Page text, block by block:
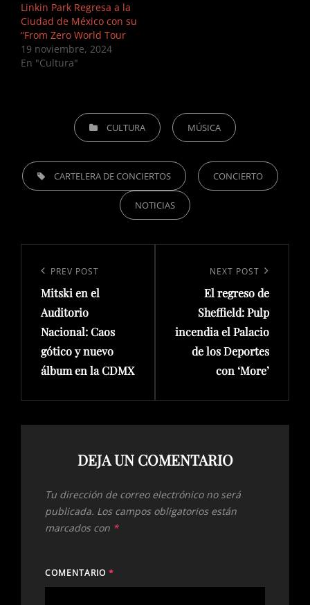
Linkin Park Regresa a la
Ciudad de México con su
“From Zero World Tour
19 noviembre, 2024
En "Cultura"
CATEGORIESCULTURA MÚSICA
TAGS, CARTELERA DE CONCIERTOS CONCIERTO
NOTICIAS
entradas
Previous
Post
PREV POST
Mitski en el
Auditorio
Nacional: Caos
gótico y nuevo
álbum en la CDMX
NEXT POST
El regreso de
Sheffield: Pulp
incendia el Palacio
de los Deportes
con ‘More’
DEJA UN COMENTARIO
Tu dirección de correo electrónico no será
publicada. Los campos obligatorios están
marcados con *
COMENTARIO *